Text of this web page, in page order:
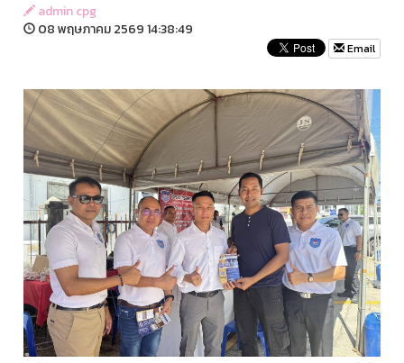
admin cpg
08 พฤษภาคม 2569 14:38:49
Email